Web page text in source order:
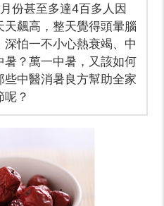
份甚至多達4百多人因
飆高，整天覺得頭暈腦
怕一不小心熱衰竭、中
？萬一中暑，又該如何
些中醫消暑良方幫助全家
呢？